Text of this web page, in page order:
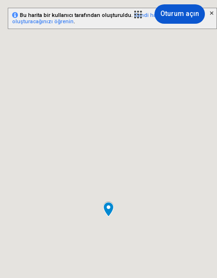
Oturum açın
Bu harita bir kullanıcı tarafından oluşturuldu. Kendi haritanızı nasıl
oluşturacağınızı öğrenin.